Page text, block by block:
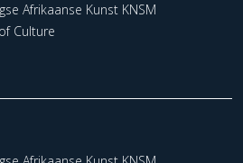
Afrikaanse Kunst KNSM
Culture